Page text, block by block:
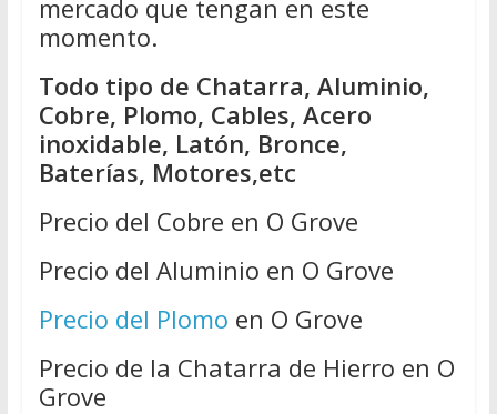
mercado que tengan en este
momento.
Todo tipo de Chatarra, Aluminio,
Cobre, Plomo, Cables, Acero
inoxidable, Latón, Bronce,
Baterías, Motores,etc
Precio del Cobre en O Grove
Precio del Aluminio en O Grove
Precio del Plomo en O Grove
Precio de la Chatarra de Hierro en O
Grove